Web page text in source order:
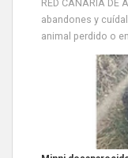
RED CANARIA DE
abandones y
animal perdido o